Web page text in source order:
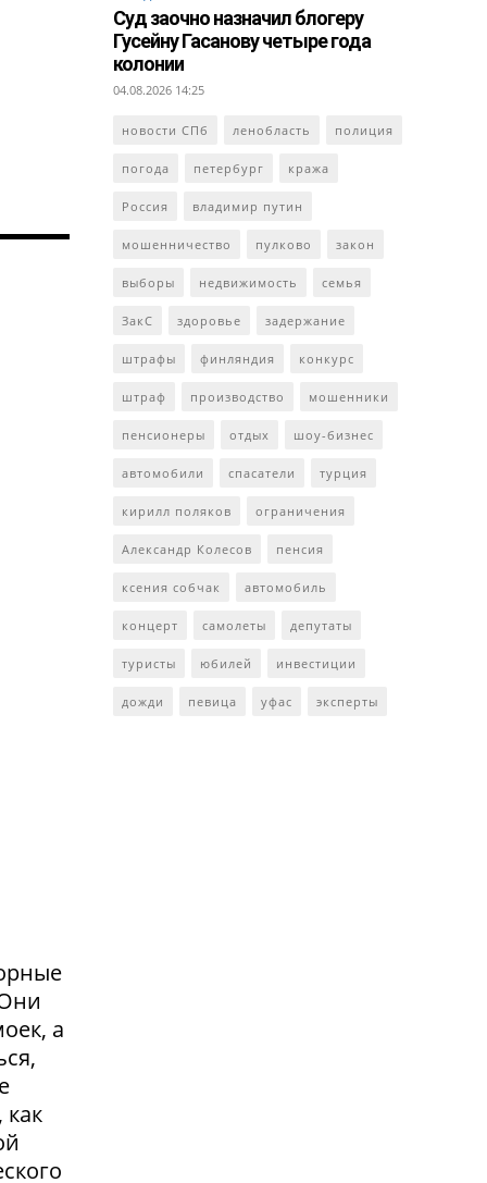
а
Суд заочно назначил блогеру
Гусейну Гасанову четыре года
колонии
04.08.2026 14:25
новости СПб ленобласть полиция
погода петербург кража
Россия владимир путин
мошенничество пулково закон
выборы недвижимость семья
ЗакС здоровье задержание
штрафы финляндия конкурс
штраф производство мошенники
пенсионеры отдых шоу-бизнес
автомобили спасатели турция
кирилл поляков ограничения
Александр Колесов пенсия
ксения собчак автомобиль
концерт самолеты депутаты
туристы юбилей инвестиции
дожди певица уфас эксперты